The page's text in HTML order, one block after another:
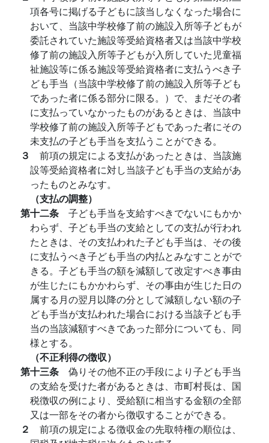
項各号に掲げる子どもに該当しなくなった場合に
おいて、当該中学校修了前の施設入所等子どもが
委託されていた施設等受給資格者又は当該中学校
修了前の施設入所等子どもが入所していた児童福
祉施設等に係る施設等受給資格者に支払うべき子
ども手当（当該中学校修了前の施設入所等子ども
であった者に係る部分に限る。）で、まだその者
に支払っていなかったものがあるときは、当該中
学校修了前の施設入所等子どもであった者にその
未支払の子ども手当を支払うことができる。
３ 前項の規定による支払があったときは、当該施
設等受給資格者に対し当該子ども手当の支給があ
ったものとみなす。
（支払の調整）
第十二条 子ども手当を支給すべきでないにもかか
わらず、子ども手当の支給としての支払が行われ
たときは、その支払われた子ども手当は、その後
に支払うべき子ども手当の内払とみなすことがで
きる。子ども手当の額を減額して改定すべき事由
が生じたにもかかわらず、その事由が生じた日の
属する月の翌月以降の分として減額しない額の子
ども手当が支払われた場合における当該子ども手
当の当該減額すべきであった部分についても、同
様とする。
（不正利得の徴収）
第十三条 偽りその他不正の手段により子ども手当
の支給を受けた者があるときは、市町村長は、国
税徴収の例により、受給額に相当する金額の全部
又は一部をその者から徴収することができる。
２ 前項の規定による徴収金の先取特権の順位は、